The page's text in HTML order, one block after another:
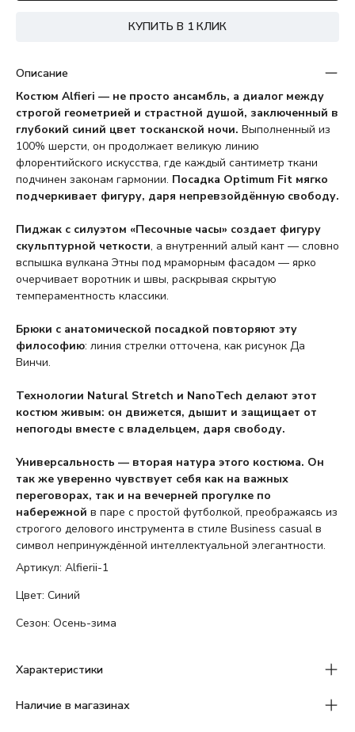
КУПИТЬ В 1 КЛИК
Описание
Костюм Alfieri — не просто ансамбль, а диалог между
строгой геометрией и страстной душой, заключенный в
глубокий синий цвет тосканской ночи. Выполненный из
100% шерсти, он продолжает великую линию
флорентийского искусства, где каждый сантиметр ткани
подчинен законам гармонии. Посадка Optimum Fit мягко
подчеркивает фигуру, даря непревзойдённую свободу.
Пиджак с силуэтом «Песочные часы» создает фигуру
скульптурной четкости, а внутренний алый кант — словно
вспышка вулкана Этны под мраморным фасадом — ярко
очерчивает воротник и швы, раскрывая скрытую
темпераментность классики.
Брюки с анатомической посадкой повторяют эту
философию: линия стрелки отточена, как рисунок Да
Винчи.
Технологии Natural Stretch и NanoTech делают этот
костюм живым: он движется, дышит и защищает от
непогоды вместе с владельцем, даря свободу.
Универсальность — вторая натура этого костюма. Он
так же уверенно чувствует себя как на важных
переговорах, так и на вечерней прогулке по
набережной в паре с простой футболкой, преображаясь из
строгого делового инструмента в стиле Business casual в
символ непринуждённой интеллектуальной элегантности.
Артикул: Alfierii-1
Цвет: Синий
Сезон: Осень-зима
Характеристики
Наличие в магазинах